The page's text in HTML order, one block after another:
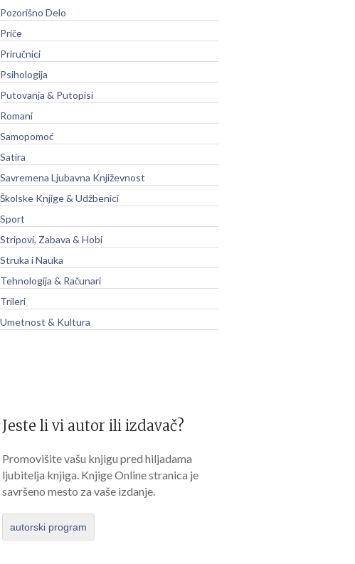
Pozorišno Delo
Priče
Priručnici
Psihologija
Putovanja & Putopisi
Romani
Samopomoć
Satira
Savremena Ljubavna Književnost
Školske Knjige & Udžbenici
Sport
Stripovi, Zabava & Hobi
Struka i Nauka
Tehnologija & Računari
Trileri
Umetnost & Kultura
Jeste li vi autor ili izdavač?
Promovišite vašu knjigu pred hiljadama
ljubitelja knjiga. Knjige Online stranica je
savršeno mesto za vaše izdanje.
autorski program